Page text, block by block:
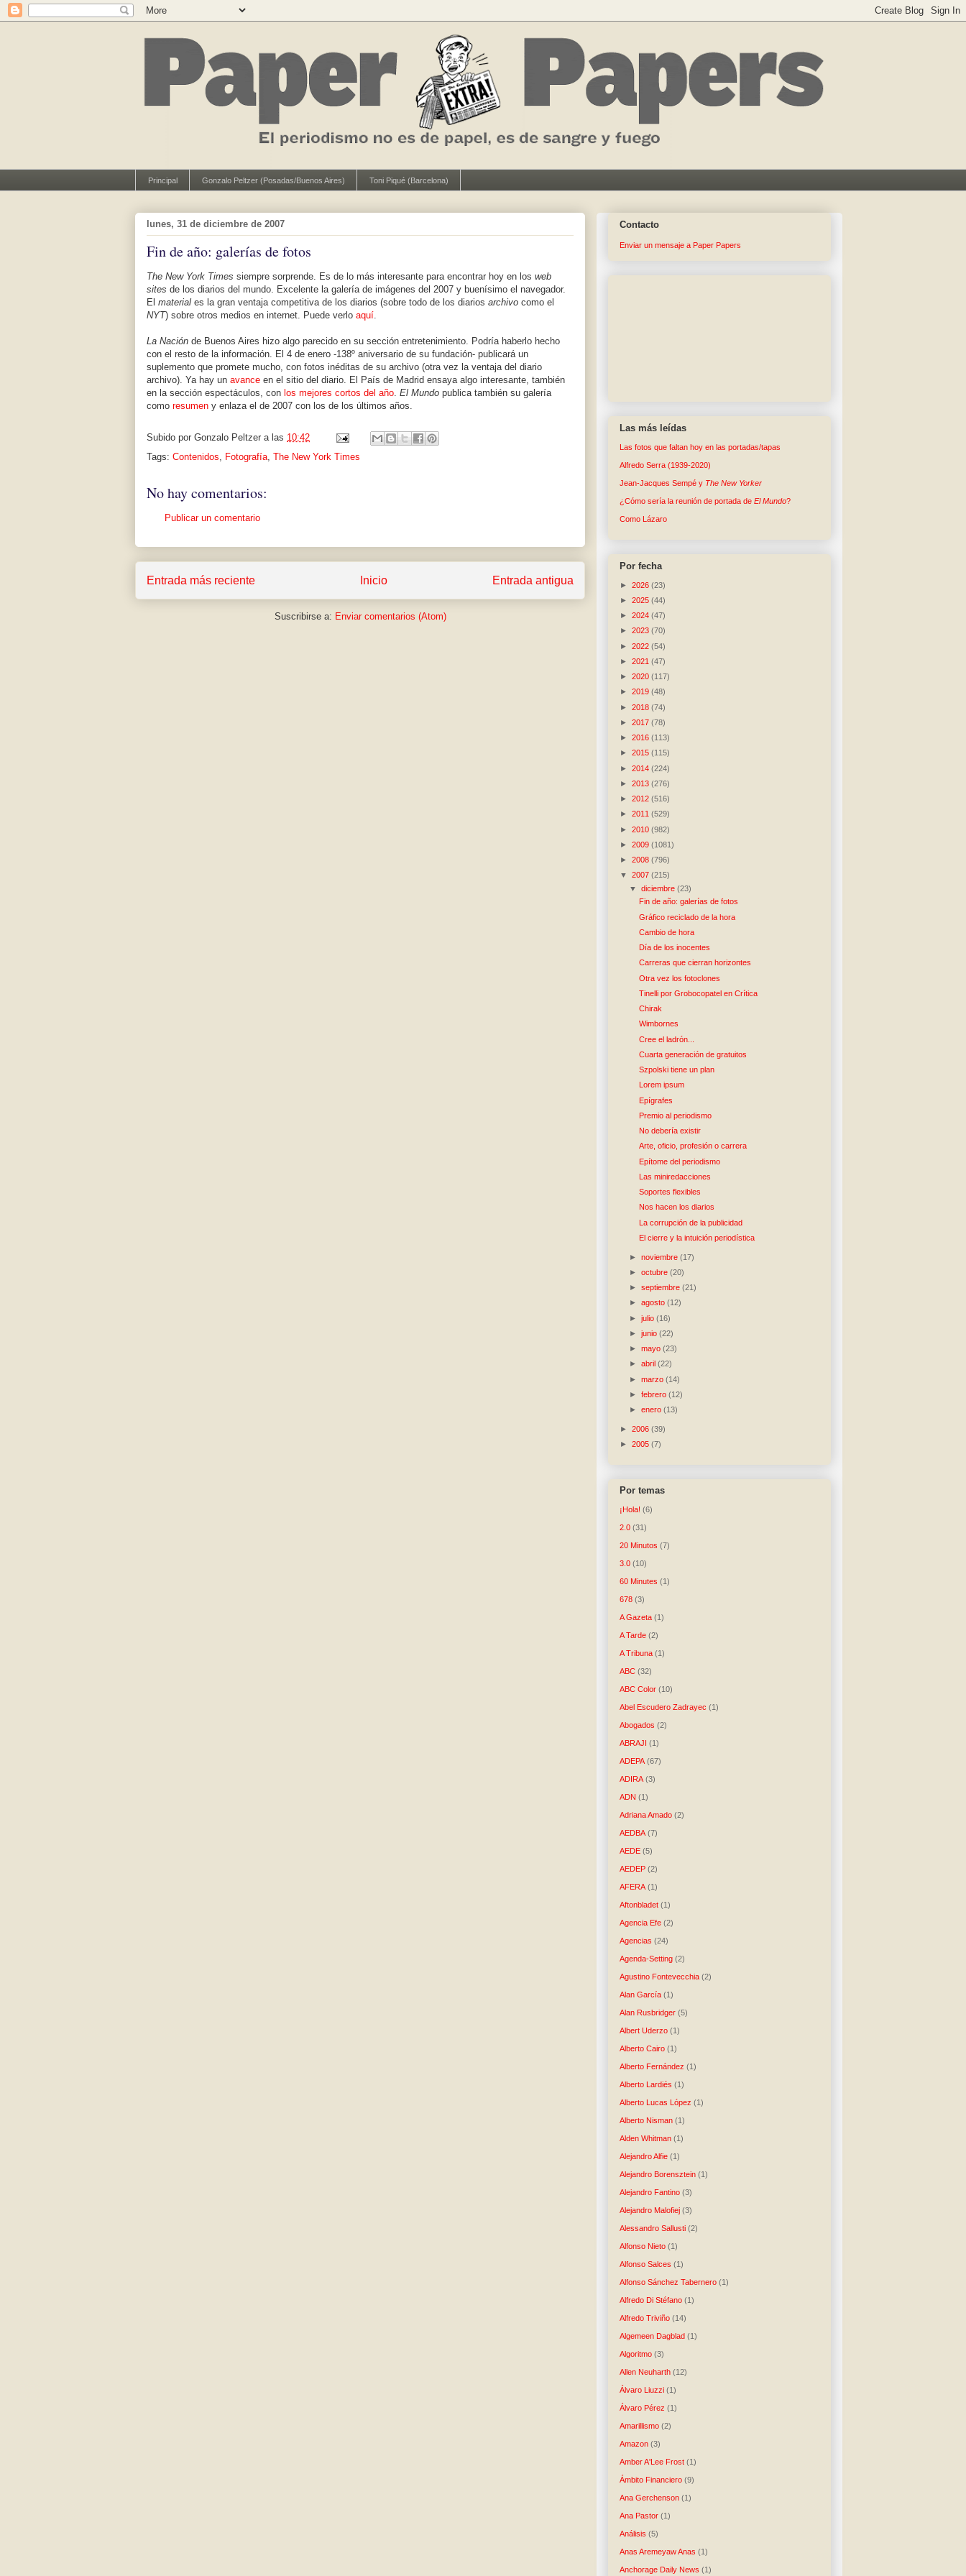
Principal Gonzalo Peltzer (Posadas/Buenos Aires) Toni Piqué (Barcelona)
lunes, 31 de diciembre de 2007
Fin de año: galerías de fotos
The New York Times siempre sorprende. Es de lo más interesante para encontrar hoy en los web
sites de los diarios del mundo. Excelente la galería de imágenes del 2007 y buenísimo el navegador.
El material es la gran ventaja competitiva de los diarios (sobre todo de los diarios archivo como el
NYT) sobre otros medios en internet. Puede verlo aquí.
La Nación de Buenos Aires hizo algo parecido en su sección entretenimiento. Podría haberlo hecho
con el resto de la información. El 4 de enero -138º aniversario de su fundación- publicará un
suplemento que promete mucho, con fotos inéditas de su archivo (otra vez la ventaja del diario
archivo). Ya hay un avance en el sitio del diario. El País de Madrid ensaya algo interesante, también
en la sección espectáculos, con los mejores cortos del año. El Mundo publica también su galería
como resumen y enlaza el de 2007 con los de los últimos años.
Subido por Gonzalo Peltzer a las 10:42
Tags: Contenidos, Fotografía, The New York Times
No hay comentarios:
Publicar un comentario
Entrada más reciente Entrada antigua
Inicio
Suscribirse a: Enviar comentarios (Atom)
Contacto
Enviar un mensaje a Paper Papers
Las más leídas
Las fotos que faltan hoy en las portadas/tapas
Alfredo Serra (1939-2020)
Jean-Jacques Sempé y The New Yorker
¿Cómo sería la reunión de portada de El Mundo?
Como Lázaro
Por fecha
► 2026 (23)
► 2025 (44)
► 2024 (47)
► 2023 (70)
► 2022 (54)
► 2021 (47)
► 2020 (117)
► 2019 (48)
► 2018 (74)
► 2017 (78)
► 2016 (113)
► 2015 (115)
► 2014 (224)
► 2013 (276)
► 2012 (516)
► 2011 (529)
► 2010 (982)
► 2009 (1081)
► 2008 (796)
▼ 2007 (215)
▼diciembre(23)
Fin de año: galerías de fotos
Gráfico reciclado de la hora
Cambio de hora
Día de los inocentes
Carreras que cierran horizontes
Otra vez los fotoclones
Tinelli por Grobocopatel en Crítica
Chirak
Wimbornes
Cree el ladrón...
Cuarta generación de gratuitos
Szpolski tiene un plan
Lorem ipsum
Epígrafes
Premio al periodismo
No debería existir
Arte, oficio, profesión o carrera
Epítome del periodismo
Las miniredacciones
Soportes flexibles
Nos hacen los diarios
La corrupción de la publicidad
El cierre y la intuición periodística
►noviembre(17)
►octubre(20)
►septiembre(21)
►agosto(12)
►julio(16)
►junio(22)
►mayo(23)
►abril(22)
►marzo(14)
►febrero(12)
►enero(13)
► 2006 (39)
► 2005 (7)
Por temas
¡Hola! (6)
2.0 (31)
20 Minutos (7)
3.0 (10)
60 Minutes (1)
678 (3)
A Gazeta (1)
A Tarde (2)
A Tribuna (1)
ABC (32)
ABC Color (10)
Abel Escudero Zadrayec (1)
Abogados (2)
ABRAJI (1)
ADEPA (67)
ADIRA (3)
ADN (1)
Adriana Amado (2)
AEDBA (7)
AEDE (5)
AEDEP (2)
AFERA (1)
Aftonbladet (1)
Agencia Efe (2)
Agencias (24)
Agenda-Setting (2)
Agustino Fontevecchia (2)
Alan García (1)
Alan Rusbridger (5)
Albert Uderzo (1)
Alberto Cairo (1)
Alberto Fernández (1)
Alberto Lardiés (1)
Alberto Lucas López (1)
Alberto Nisman (1)
Alden Whitman (1)
Alejandro Alfie (1)
Alejandro Borensztein (1)
Alejandro Fantino (3)
Alejandro Malofiej (3)
Alessandro Sallusti (2)
Alfonso Nieto (1)
Alfonso Salces (1)
Alfonso Sánchez Tabernero (1)
Alfredo Di Stéfano (1)
Alfredo Triviño (14)
Algemeen Dagblad (1)
Algoritmo (3)
Allen Neuharth (12)
Álvaro Liuzzi (1)
Álvaro Pérez (1)
Amarillismo (2)
Amazon (3)
Amber A'Lee Frost (1)
Ámbito Financiero (9)
Ana Gerchenson (1)
Ana Pastor (1)
Análisis (5)
Anas Aremeyaw Anas (1)
Anchorage Daily News (1)